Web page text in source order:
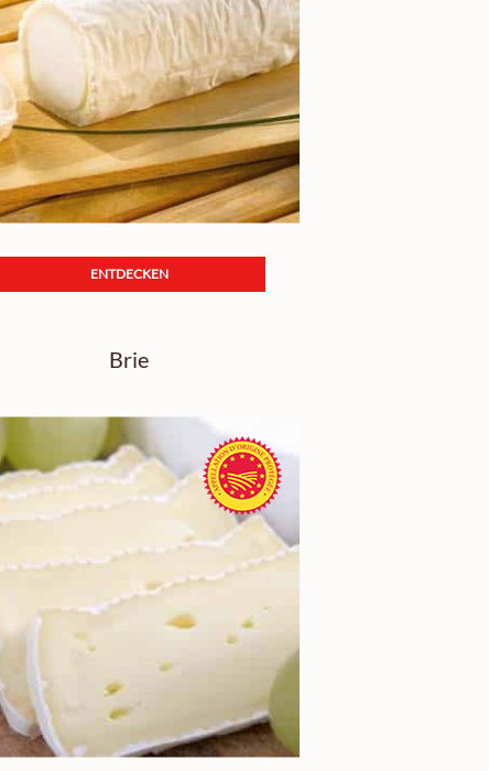
ENTDECKEN
Brie